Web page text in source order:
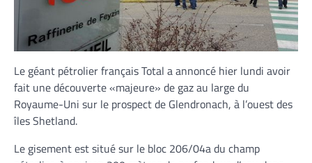
Le géant pétrolier français Total a annoncé hier lundi avoir
fait une découverte «majeure» de gaz au large du
Royaume-Uni sur le prospect de Glendronach, à l’ouest des
îles Shetland.
Le gisement est situé sur le bloc 206/04a du champ